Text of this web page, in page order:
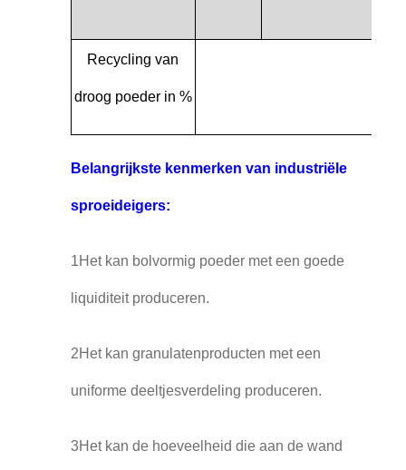
Recycling van
droog poeder in %
Belangrijkste kenmerken van industriële
sproeideigers:
1Het kan bolvormig poeder met een goede
liquiditeit produceren.
2Het kan granulatenproducten met een
uniforme deeltjesverdeling produceren.
3Het kan de hoeveelheid die aan de wand